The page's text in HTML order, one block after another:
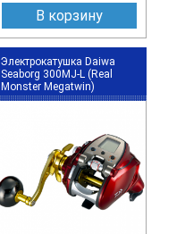
В корзину
Электрокатушка Daiwa
Seaborg 300MJ-L (Real
Monster Megatwin)